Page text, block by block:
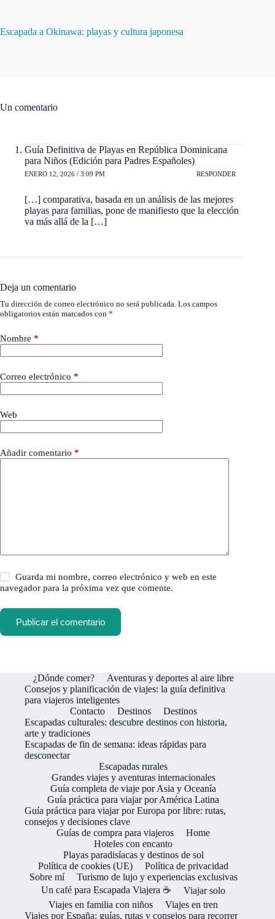
Escapada a Okinawa: playas y cultura japonesa
Un comentario
Guía Definitiva de Playas en República Dominicana
para Niños (Edición para Padres Españoles)
ENERO 12, 2026 / 3:09 PM RESPONDER
[…] comparativa, basada en un análisis de las mejores
playas para familias, pone de manifiesto que la elección
va más allá de la […]
Deja un comentario
Tu dirección de correo electrónico no será publicada. Los campos
obligatorios están marcados con *
Nombre *
Correo electrónico *
Web
Añadir comentario *
Guarda mi nombre, correo electrónico y web en este
navegador para la próxima vez que comente.
Publicar el comentario
¿Dónde comer?
Aventuras y deportes al aire libre
Consejos y planificación de viajes: la guía definitiva
para viajeros inteligentes
Contacto
Destinos
Destinos
Escapadas culturales: descubre destinos con historia,
arte y tradiciones
Escapadas de fin de semana: ideas rápidas para
desconectar
Escapadas rurales
Grandes viajes y aventuras internacionales
Guía completa de viaje por Asia y Oceanía
Guía práctica para viajar por América Latina
Guía práctica para viajar por Europa por libre: rutas,
consejos y decisiones clave
Guías de compra para viajeros
Home
Hoteles con encanto
Playas paradisíacas y destinos de sol
Política de cookies (UE)
Política de privacidad
Sobre mí
Turismo de lujo y experiencias exclusivas
Un café para Escapada Viajera ☕
Viajar solo
Viajes en familia con niños
Viajes en tren
Viajes por España: guías, rutas y consejos para recorrer